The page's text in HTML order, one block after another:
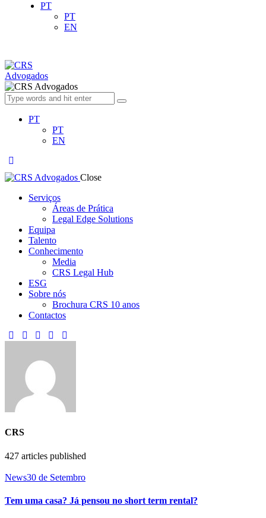
PT
PT
EN
PT
PT
EN
Close
Serviços
Áreas de Prática
Legal Edge Solutions
Equipa
Talento
Conhecimento
Media
CRS Legal Hub
ESG
Sobre nós
Brochura CRS 10 anos
Contactos
CRS
427 articles published
News30 de Setembro
Tem uma casa? Já pensou no short term rental?